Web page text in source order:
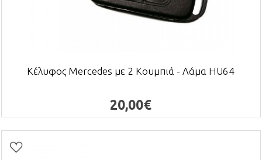
Κέλυφος Mercedes με 2 Κουμπιά - Λάμα HU64
20,00€